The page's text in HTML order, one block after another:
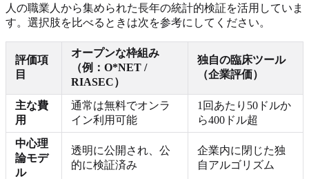
人の職業人から集められた長年の統計的検証を活用していま
す。選択肢を比べるときは次を参考にしてください。
評価項
目
オープンな枠組み
（例：O*NET /
RIASEC）
独自の臨床ツール
（企業評価）
主な費
用
通常は無料でオンラ
イン利用可能
1回あたり50ドルか
ら400ドル超
中心理
論モデ
ル
透明に公開され、公
的に検証済み
企業内に閉じた独
自アルゴリズム